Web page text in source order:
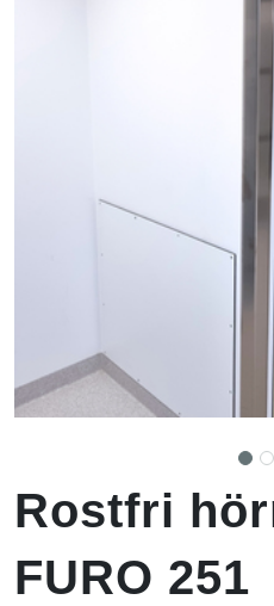
Rostfri
FURO 251